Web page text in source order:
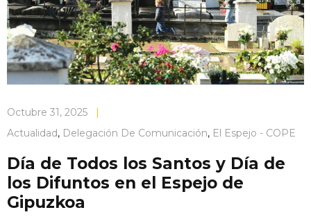
Octubre 31, 2025
|
Actualidad, Delegación De Comunicación, El Espejo - COPE
Día de Todos los Santos y Día de
los Difuntos en el Espejo de
Gipuzkoa